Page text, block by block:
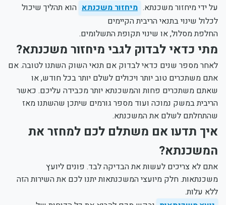
על ידי מיחזור משכנתא. מיחזור משכנתא הוא תהליך שיכול
לכלול שינוי בתנאי הריבית הקיימים
החלפת מסלול, או שינוי תקופת התשלומים.
מתי כדאי לבדוק לגבי מיחזור משכנתא?
לאחר מספר שנים כדאי לבדוק אם תנאי השוק השתנו לטובה. אם
אתם משתכרים טוב יותר ויכולים לשלם יותר בכל חודש, או
שאתם משתכרים פחות והמשכנתא יותר מכבידה עליכם. כאשר
הריבית במשק נמוכה ועוד מספר גורמים שיתכן שהשתנו מאז
שהתחלתם לשלם את המשכנתא.
איך תדעו אם משתלם לכם למחזר את
המשכנתא?
אתם לא צריכים לעשות את הבדיקה לבד. פונים ליועץ
משכנתאות. חלק מיועצי המשכנתאות יתנו לכם את השירות הזה
ללא עלות.